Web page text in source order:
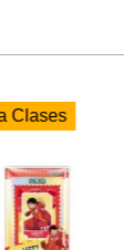
Clases